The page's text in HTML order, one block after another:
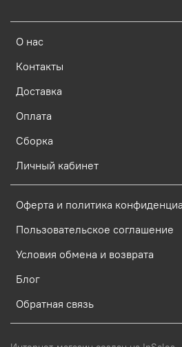
О нас
Контакты
Доставка
Оплата
Сборка
Личный кабинет
Оферта и политика
Пользовательское соглашение
Условия обмена и возврата
Блог
Обратная связь